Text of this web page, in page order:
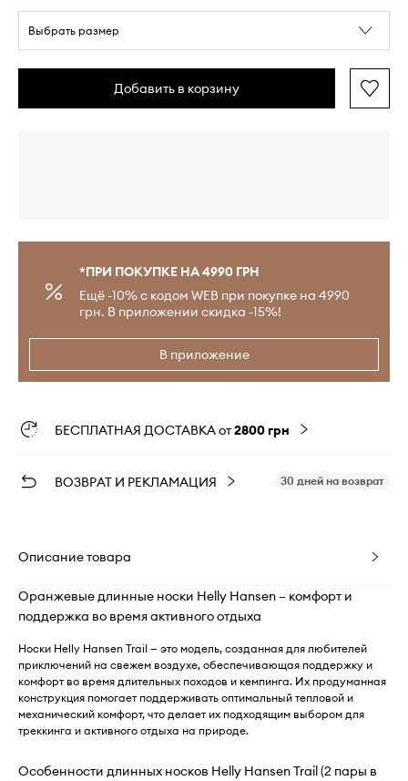
Выбрать размер
Добавить в корзину
*ПРИ ПОКУПКЕ НА 4990 ГРН
Ещё -10% с кодом WEB при покупке на 4990
грн. В приложении скидка -15%!
В приложение
БЕСПЛАТНАЯ ДОСТАВКА от2800 грн
ВОЗВРАТ И РЕКЛАМАЦИЯ 30 дней на возврат
Описание товара
Оранжевые длинные носки Helly Hansen – комфорт и
поддержка во время активного отдыха
Носки Helly Hansen Trail — это модель, созданная для любителей
приключений на свежем воздухе, обеспечивающая поддержку и
комфорт во время длительных походов и кемпинга. Их продуманная
конструкция помогает поддерживать оптимальный тепловой и
механический комфорт, что делает их подходящим выбором для
треккинга и активного отдыха на природе.
Особенности длинных носков Helly Hansen Trail (2 пары в